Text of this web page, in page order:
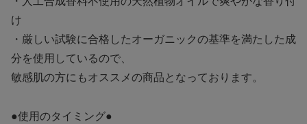
け
・厳しい試験に合格したオーガニックの基準を満たした成
分を使用しているので、
敏感肌の方にもオススメの商品となっております。
●使用のタイミング●